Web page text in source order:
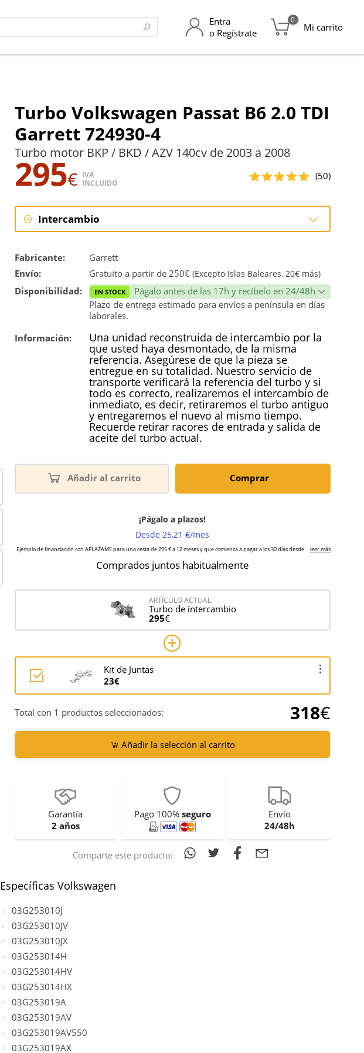
Entra
o Regístrate
0
Mi carrito
Turbo Volkswagen Passat B6 2.0 TDI
Garrett 724930-4
Turbo motor BKP / BKD / AZV 140cv de 2003 a 2008
295€ IVA
INCLUIDO
(50)
Intercambio
Reconstrucción
Fabricante:
Garrett
Envío:
Gratuito a partir de 250€ (Excepto Islas Baleares, 20€ más)
Disponibilidad: EN STOCK
Págalo antes de las 17h y recíbelo en 24/48h
Plazo de entrega estimado para envíos a península en días
laborales.
Información:
Una unidad reconstruida de intercambio por la
que usted haya desmontado, de la misma
referencia. Asegúrese de que la pieza se
entregue en su totalidad. Nuestro servicio de
transporte verificará la referencia del turbo y si
todo es correcto, realizaremos el intercambio de
inmediato, es decir, retiraremos el turbo antiguo
y entregaremos el nuevo al mismo tiempo.
Recuerde retirar racores de entrada y salida de
aceite del turbo actual.
Añadir al carrito Comprar
Comprados juntos habitualmente
ARTÍCULO ACTUAL
Turbo de intercambio
295€
Kit de Juntas
23€
Total con 1 productos seleccionados: 318€
Añadir la selección al carrito
Garantía
2 años
Pago 100% seguro
Envío
24/48h
Comparte este producto:
Específicas Volkswagen
03G253010J
03G253010JV
03G253010JX
03G253014H
03G253014HV
03G253014HX
03G253019A
03G253019AV
03G253019AV550
03G253019AX